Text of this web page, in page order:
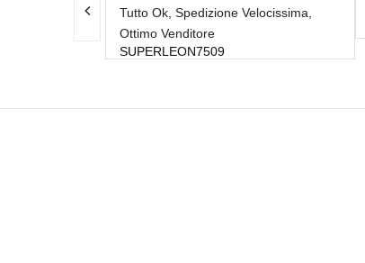
Tutto Ok, Spedizione Velocissima,
Ottimo Venditore
SUPERLEON7509